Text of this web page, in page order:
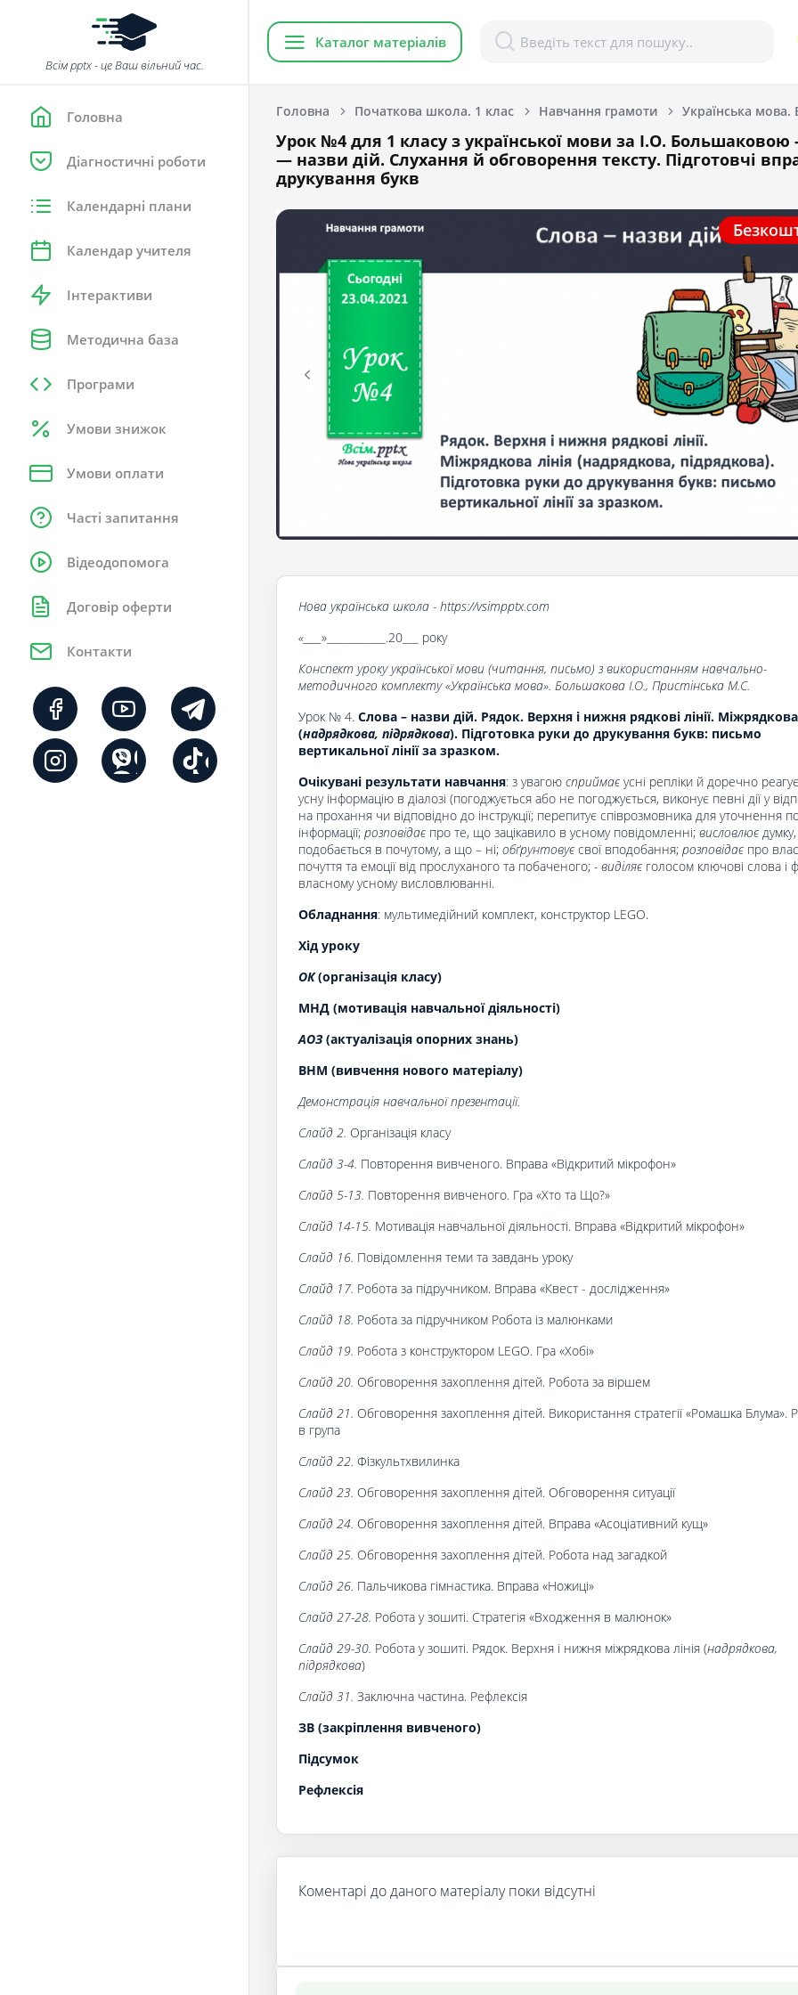
Всім pptx - це Ваш вільний час.
Головна
Діагностичні роботи
Календарні плани
Календар учителя
Інтерактиви
Методична база
Програми
Умови знижок
Умови оплати
Часті запитання
Відеодопомога
Договір оферти
Контакти
Каталог матеріалів
Головна Початкова школа. 1 клас Навчання грамоти
Урок №4 для 1 класу з української мови за І.О. Большаковою
— назви дій. Слухання й обговорення тексту. Підготовчі
друкування букв
Нова українська школа - https://vsimpptx.com
«____ »___________.20___ року
Конспект уроку української мови (читання, письмо) з використанням навчально-
методичного комплекту «Українська мова». Большакова І.О., Пристінська М.С.
Урок № 4. Слова – назви дій. Рядок. Верхня і нижня рядкові лінії. Міжрядкова
(надрядкова, підрядкова). Підготовка руки до друкування букв: письмо
вертикальної лінії за зразком.
Очікувані результати навчання: з увагою сприймає усні репліки й доречно
усну інформацію в діалозі (погоджується або не погоджується, виконує певні дії у
на прохання чи відповідно до інструкції; перепитує співрозмовника для уточнення
інформації; розповідає про те, що зацікавило в усному повідомленні; висловлює
подобається в почутому, а що – ні; обґрунтовує свої вподобання; розповідає про
почуття та емоції від прослуханого та побаченого; - виділяє голосом ключові слова і
власному усному висловлюванні.
Обладнання: мультимедійний комплект, конструктор LEGO.
Хід уроку
ОК(організація класу)
МНД (мотивація навчальної діяльності)
АОЗ(актуалізація опорних знань)
ВНМ (вивчення нового матеріалу)
Демонстрація навчальної презентації.
Слайд 2. Організація класу
Слайд 3-4. Повторення вивченого. Вправа «Відкритий мікрофон»
Слайд 5-13. Повторення вивченого. Гра «Хто та Що?»
Слайд 14-15. Мотивація навчальної діяльності. Вправа «Відкритий мікрофон»
Слайд 16. Повідомлення теми та завдань уроку
Слайд 17. Робота за підручником. Вправа «Квест - дослідження»
Слайд 18. Робота за підручником Робота із малюнками
Слайд 19. Робота з конструктором LEGO. Гра «Хобі»
Слайд 20. Обговорення захоплення дітей. Робота за віршем
Слайд 21. Обговорення захоплення дітей. Використання стратегії «Ромашка Блума».
в група
Слайд 22. Фізкультхвилинка
Слайд 23. Обговорення захоплення дітей. Обговорення ситуації
Слайд 24. Обговорення захоплення дітей. Вправа «Асоціативний кущ»
Слайд 25. Обговорення захоплення дітей. Робота над загадкой
Слайд 26. Пальчикова гімнастика. Вправа «Ножиці»
Слайд 27-28. Робота у зошиті. Стратегія «Входження в малюнок»
Слайд 29-30. Робота у зошиті. Рядок. Верхня і нижня міжрядкова лінія (надрядкова,
підрядкова)
Слайд 31. Заключна частина. Рефлексія
ЗВ (закріплення вивченого)
Підсумок
Рефлексія
Коментарі до даного матеріалу поки відсутні